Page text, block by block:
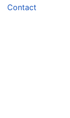
Contact